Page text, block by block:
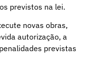
previstos na lei.
novas obras,
autorização, a
previstas